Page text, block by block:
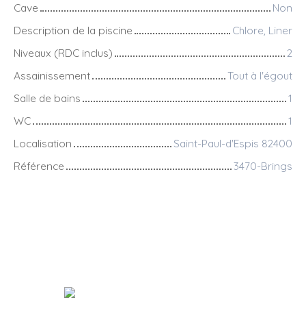
Cave
Non
Description de la piscine
Chlore, Liner
Niveaux (RDC inclus)
2
Assainissement
Tout à l'égout
Salle de bains
1
WC
1
Localisation
Saint-Paul-d'Espis 82400
Référence
3470-Brings